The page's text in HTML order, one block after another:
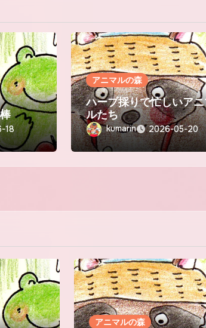
18
アニマルの森
ハーブ採りで忙しいア
ルたち
kumarin 2026-05-20
アニマルの森